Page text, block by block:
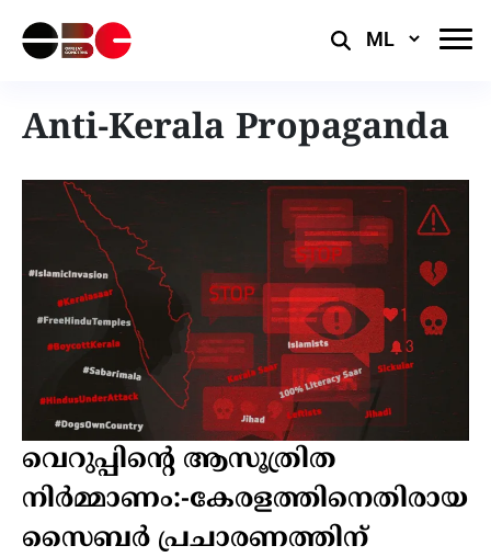
Select
Anti-Kerala Propaganda
വെറുപ്പിൻ്റെ ആസൂത്രിത
നിർമ്മാണം:-കേരളത്തിനെതിരായ
സൈബർ പ്രചാരണത്തിന്